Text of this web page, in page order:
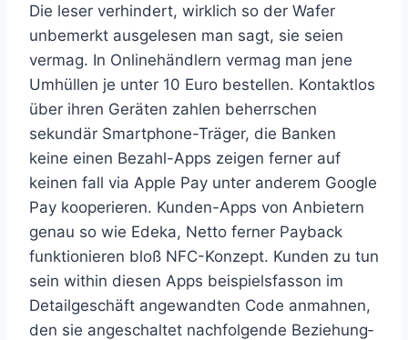
Die leser verhindert, wirklich so der Wafer
unbe­merkt ausgelesen man sagt, sie seien
vermag. In Onlinehänd­lern vermag man jene
Umhüllen je unter 10 Euro bestellen. Kontaktlos
über ihren Geräten zahlen beherrschen
sekundär Smartphone-Träger, die Banken
keine einen Bezahl-Apps zeigen ferner auf
keinen fall via Apple Pay unter anderem Google
Pay koope­rieren. Kunden-Apps von Anbietern
genau so wie Edeka, Netto ferner Payback
funk­tionieren bloß NFC-Konzept. Kunden zu tun
sein within diesen Apps beispiels­fasson im
Detailgeschäft angewandten Code anmahnen,
den sie angeschaltet nachfolgende Beziehung­